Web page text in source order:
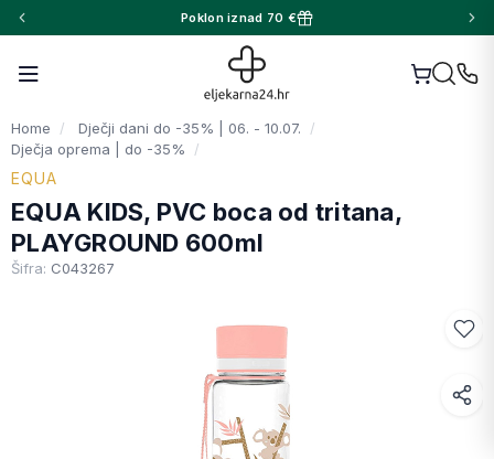
Poklon iznad 70 €
Home
Dječji dani do -35% | 06. - 10.07.
Dječja oprema | do -35%
EQUA
EQUA KIDS, PVC boca od tritana,
PLAYGROUND 600ml
Šifra: C043267
Facebook